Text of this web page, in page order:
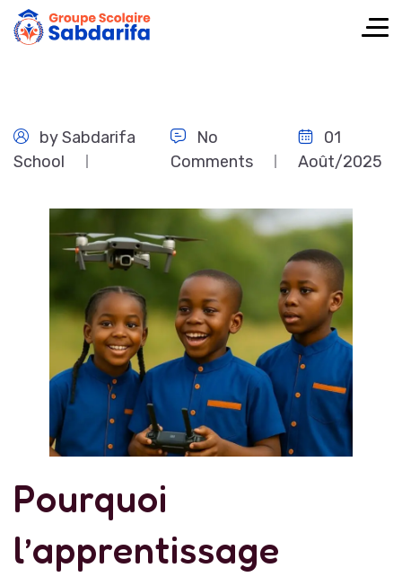
bySabdarifa
School
No
Comments
01
Août/2025
Pourquoi
l’apprentissage